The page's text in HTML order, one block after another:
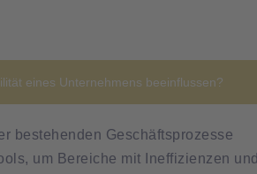
eines Unternehmens beeinflussen?
bestehenden Geschäftsprozesse
um Bereiche mit Ineffizienzen und